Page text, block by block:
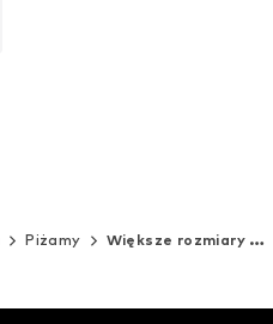
Piżamy Większe rozmiary dla wysokich